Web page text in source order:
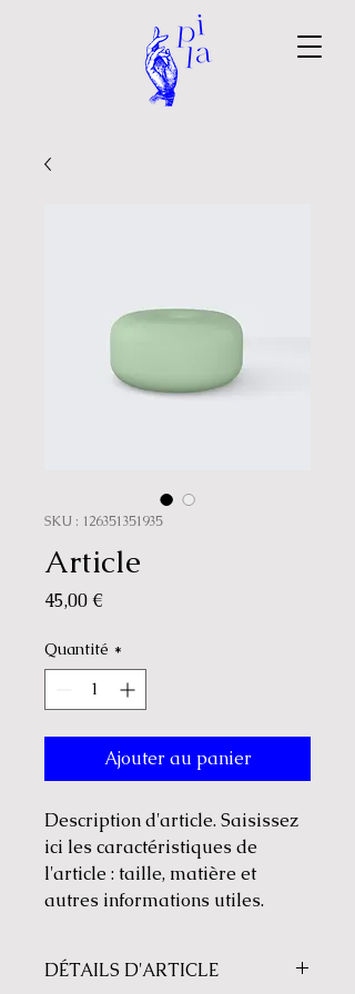
SKU : 126351351935
Article
45,00 €Prix
Quantité *
Ajouter au panier
Description d'article. Saisissez
ici les caractéristiques de
l'article : taille, matière et
autres informations utiles.
DÉTAILS D'ARTICLE